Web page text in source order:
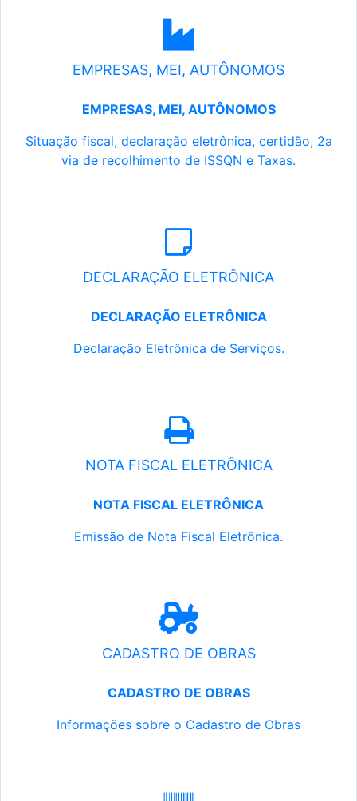
EMPRESAS, MEI, AUTÔNOMOS
EMPRESAS, MEI, AUTÔNOMOS
Situação fiscal, declaração eletrônica, certidão, 2a
via de recolhimento de ISSQN e Taxas.
DECLARAÇÃO ELETRÔNICA
DECLARAÇÃO ELETRÔNICA
Declaração Eletrônica de Serviços.
NOTA FISCAL ELETRÔNICA
NOTA FISCAL ELETRÔNICA
Emissão de Nota Fiscal Eletrônica.
CADASTRO DE OBRAS
CADASTRO DE OBRAS
Informações sobre o Cadastro de Obras